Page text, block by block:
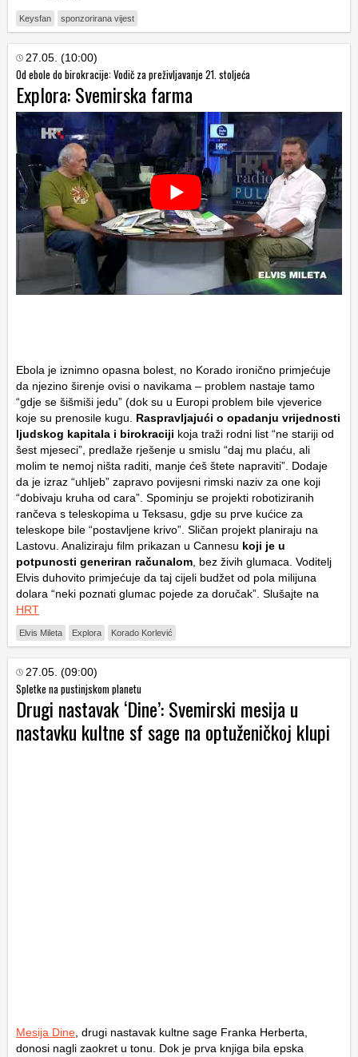
Keysfan sponzorirana vijest
27.05. (10:00)
Od ebole do birokracije: Vodič za preživljavanje 21. stoljeća
Explora: Svemirska farma
Ebola je iznimno opasna bolest, no Korado ironično primjećuje
da njezino širenje ovisi o navikama – problem nastaje tamo
“gdje se šišmiši jedu” (dok su u Europi problem bile vjeverice
koje su prenosile kugu.
Raspravljajući o opadanju vrijednosti
ljudskog kapitala i birokraciji koja traži rodni list “ne stariji od
šest mjeseci”, predlaže rješenje u smislu “daj mu plaću, ali
molim te nemoj ništa raditi, manje ćeš štete napraviti”. Dodaje
da je izraz “uhljeb” zapravo povijesni rimski naziv za one koji
“dobivaju kruha od cara”. Spominju se projekti robotiziranih
rančeva s teleskopima u Teksasu, gdje su prve kućice za
teleskope bile “postavljene krivo”. Sličan projekt planiraju na
Lastovu. Analiziraju film prikazan u Cannesu koji je u
potpunosti generiran računalom , bez živih glumaca. Voditelj
Elvis duhovito primjećuje da taj cijeli budžet od pola milijuna
dolara “neki poznati glumac pojede za doručak”. Slušajte na
HRT
Elvis Mileta Explora Korado Korlević
27.05. (09:00)
Spletke na pustinjskom planetu
Drugi nastavak ‘Dine’: Svemirski mesija u
nastavku kultne sf sage na optuženičkoj klupi
Mesija Dine, drugi nastavak kultne sage Franka Herberta,
donosi nagli zaokret u tonu. Dok je prva knjiga bila epska